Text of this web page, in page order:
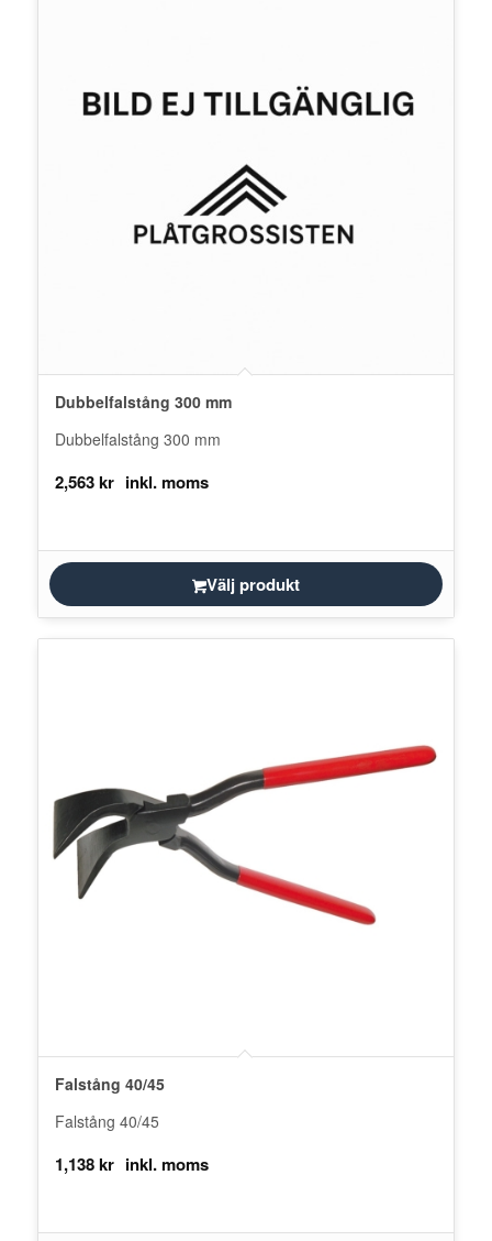
Dubbelfalstång 300 mm
Dubbelfalstång 300 mm
2,563kr
Välj produkt
Falstång 40/45
Falstång 40/45
1,138kr